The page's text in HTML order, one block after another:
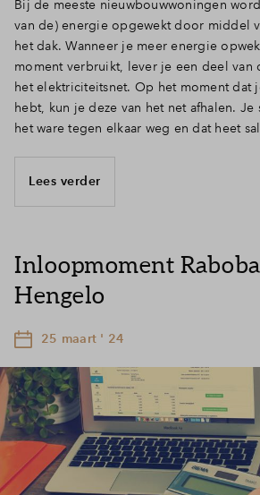
Bij de meeste nieuwbouwwoningen
van de) energie opgewekt door middel
het dak. Wanneer je meer energie
moment verbruikt, lever je een deel van
het elektriciteitsnet. Op het moment dat
hebt, kun je deze van het net afhalen. Je
het ware tegen elkaar weg en dat heet
Lees verder
Inloopmoment
Hengelo
25 maart ' 24